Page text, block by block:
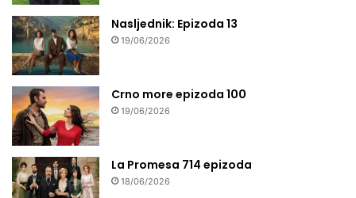
Nasljednik: Epizoda 13
19/06/2026
Crno more epizoda 100
19/06/2026
La Promesa 714 epizoda
18/06/2026